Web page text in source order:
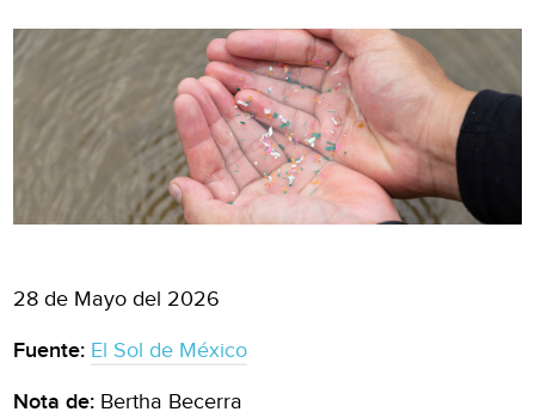
28 de Mayo del 2026
Fuente: El Sol de México
Nota de: Bertha Becerra